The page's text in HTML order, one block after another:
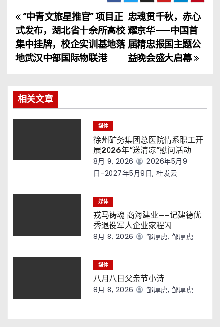
文
章
导
忠魂贯千秋，赤心
耀京华——中国首
届精忠报国主题公
益晚会盛大启幕
“中青文旅星推官” 项目正
式发布，湖北省十余所高校
集中挂牌，校企实训基地落
地武汉中部国际物联港
相关文章
媒体
徐州矿务集团总医院情系职工开
展2026年“送清凉”慰问活动
8月 9, 2026
2026年5月9
日-2027年5月9日, 杜发云
媒体
戎马铸魂 商海建业——记建德优
秀退役军人企业家程闪
8月 8, 2026 邹厚虎, 邹厚虎
媒体
八月八日父亲节小诗
8月 8, 2026 邹厚虎, 邹厚虎